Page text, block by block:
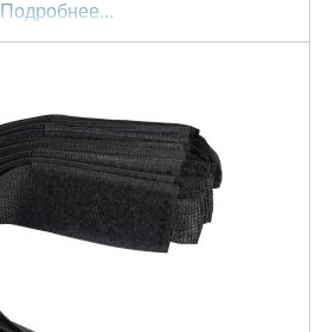
Подробнее...